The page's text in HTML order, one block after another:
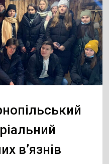
в’язнів